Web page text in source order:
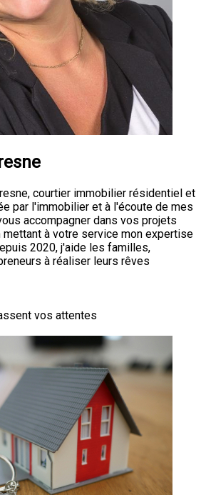
courtier immobilier résidentiel et
par l'immobilier et à l'écoute de mes
accompagner dans vos projets
mettant à votre service mon expertise
2020, j'aide les familles,
à réaliser leurs rêves
vos attentes